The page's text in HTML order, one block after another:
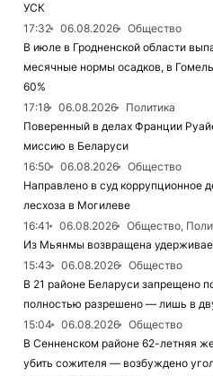
УСК
17:32
06.08.2026
Общество
В июле в Гродненской области
месячные нормы осадков, в
60%
17:18
06.08.2026
Политика
Поверенный в делах Франции
миссию в Беларуси
16:50
06.08.2026
Общество
Направлено в суд коррупционное
лесхоза в Могилеве
16:41
06.08.2026
Общество,
Из Мьянмы возвращена
15:43
06.08.2026
Общество
В 21 районе Беларуси запрещено
полностью разрешено — лишь в
15:04
06.08.2026
Общество
В Сенненском районе 62-летняя
убить сожителя — возбуждено